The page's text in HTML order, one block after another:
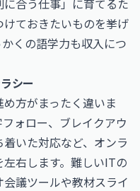
合う仕事」に育てるた
ておきたいものを挙げ
くの語学力も収入につ
シー
方がまったく違いま
ォロー、ブレイクアウ
いた対応など、オンラ
右します。難しいITの
議ツールや教材スライ